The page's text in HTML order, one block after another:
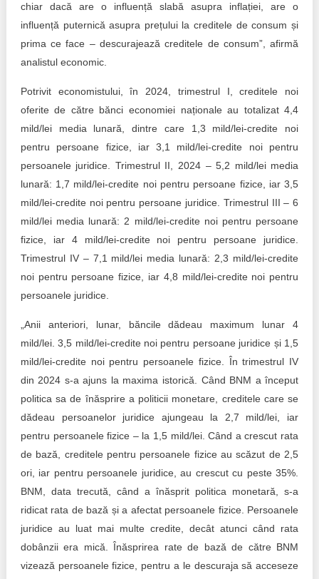
chiar dacă are o influență slabă asupra inflației, are o
influență puternică asupra prețului la creditele de consum și
prima ce face – descurajează creditele de consum”, afirmă
analistul economic.
Potrivit economistului, în 2024, trimestrul I, creditele noi
oferite de către bănci economiei naționale au totalizat 4,4
mild/lei media lunară, dintre care 1,3 mild/lei-credite noi
pentru persoane fizice, iar 3,1 mild/lei-credite noi pentru
persoanele juridice. Trimestrul II, 2024 – 5,2 mild/lei media
lunară: 1,7 mild/lei-credite noi pentru persoane fizice, iar 3,5
mild/lei-credite noi pentru persoane juridice. Trimestrul III – 6
mild/lei media lunară: 2 mild/lei-credite noi pentru persoane
fizice, iar 4 mild/lei-credite noi pentru persoane juridice.
Trimestrul IV – 7,1 mild/lei media lunară: 2,3 mild/lei-credite
noi pentru persoane fizice, iar 4,8 mild/lei-credite noi pentru
persoanele juridice.
„Anii anteriori, lunar, băncile dădeau maximum lunar 4
mild/lei. 3,5 mild/lei-credite noi pentru persoane juridice și 1,5
mild/lei-credite noi pentru persoanele fizice. În trimestrul IV
din 2024 s-a ajuns la maxima istorică. Când BNM a început
politica sa de înăsprire a politicii monetare, creditele care se
dădeau persoanelor juridice ajungeau la 2,7 mild/lei, iar
pentru persoanele fizice – la 1,5 mild/lei. Când a crescut rata
de bază, creditele pentru persoanele fizice au scăzut de 2,5
ori, iar pentru persoanele juridice, au crescut cu peste 35%.
BNM, data trecută, când a înăsprit politica monetară, s-a
ridicat rata de bază și a afectat persoanele fizice. Persoanele
juridice au luat mai multe credite, decât atunci când rata
dobânzii era mică. Înăsprirea rate de bază de către BNM
vizează persoanele fizice, pentru a le descuraja să acceseze